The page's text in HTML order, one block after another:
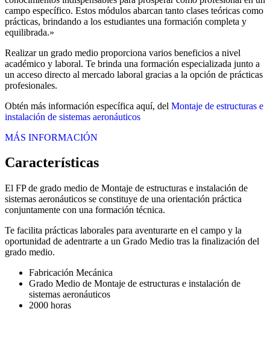
campo específico. Estos módulos abarcan tanto clases teóricas como
prácticas, brindando a los estudiantes una formación completa y
equilibrada.»
Realizar un grado medio proporciona varios beneficios a nivel
académico y laboral. Te brinda una formación especializada junto a
un acceso directo al mercado laboral gracias a la opción de prácticas
profesionales.
Obtén más información específica aquí, del Montaje de estructuras e
instalación de sistemas aeronáuticos
MÁS INFORMACIÓN
Características
El FP de grado medio de Montaje de estructuras e instalación de
sistemas aeronáuticos se constituye de una orientación práctica
conjuntamente con una formación técnica.
Te facilita prácticas laborales para aventurarte en el campo y la
oportunidad de adentrarte a un Grado Medio tras la finalización del
grado medio.
Fabricación Mecánica
Grado Medio de Montaje de estructuras e instalación de
sistemas aeronáuticos
2000 horas